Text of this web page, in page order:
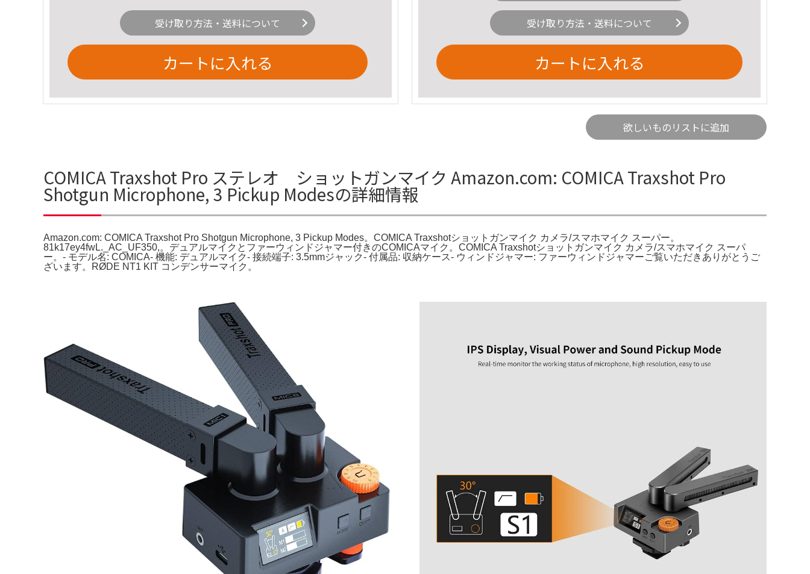
受け取り方法・送料について
カートに入れる
受け取り方法・送料について
カートに入れる
欲しいものリストに追加
COMICA Traxshot Pro ステレオ ショットガンマイク Amazon.com: COMICA Traxshot Pro
Shotgun Microphone, 3 Pickup Modesの詳細情報
Amazon.com: COMICA Traxshot Pro Shotgun Microphone, 3 Pickup Modes。COMICA Traxshotショットガンマイク カメラ/スマホマイク スーパー。
81k17ey4fwL._AC_UF350,。デュアルマイクとファーウィンドジャマー付きのCOMICAマイク。COMICA Traxshotショットガンマイク カメラ/スマホマイク スーパ
ー。- モデル名: COMICA- 機能: デュアルマイク- 接続端子: 3.5mmジャック- 付属品: 収納ケース- ウィンドジャマー: ファーウィンドジャマーご覧いただきありがとうご
ざいます。RØDE NT1 KIT コンデンサーマイク。